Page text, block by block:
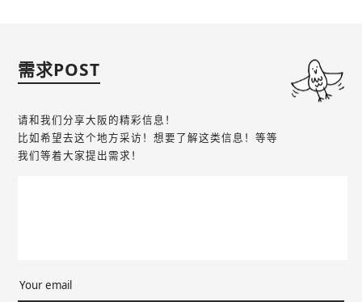
需求POST
请和我们分享大阪的精彩信息！
比如希望去这个地方采访！想要了解这类信息！等等
我们等着大家提出需求！